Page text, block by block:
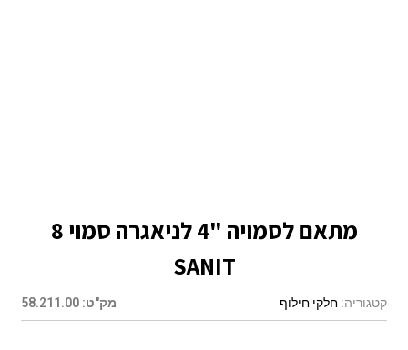
מתאם לסמויה "4 לניאגרה סמוי 8
SANIT
קטגוריה: חלקי חילוף מק"ט: 58.211.00